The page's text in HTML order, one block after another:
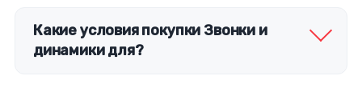
Какие условия покупки Звонки и
динамики для?